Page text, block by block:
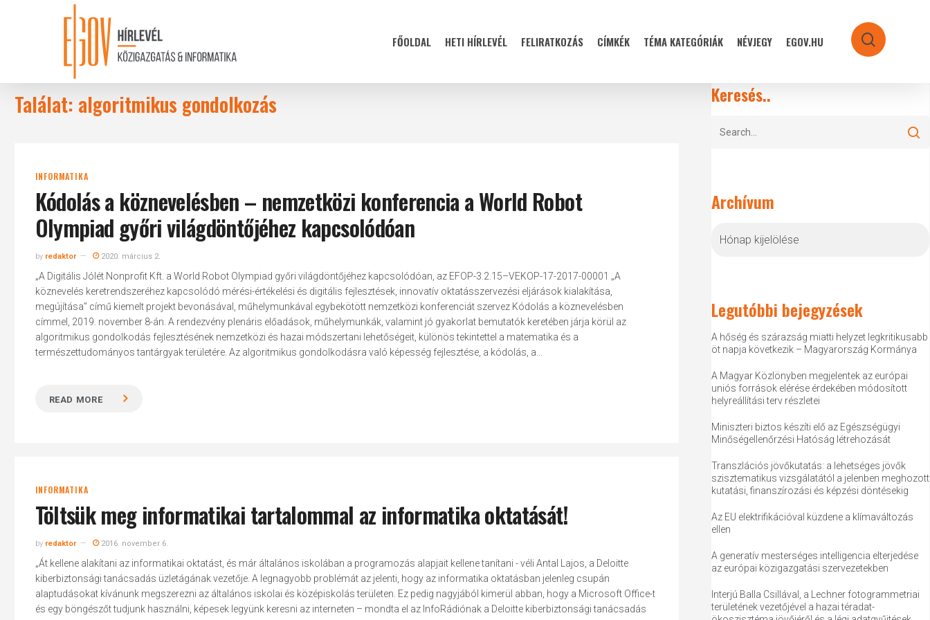
Hit enter to search or ESC to close
FŐOLDAL HETI HÍRLEVÉL FELIRATKOZÁS CÍMKÉK TÉMA KATEGÓRIÁK NÉVJEGY EGOV.HU search
Találat: algoritmikus gondolkozás
INFORMATIKA
Kódolás a köznevelésben – nemzetközi konferencia a World Robot
Olympiad győri világdöntőjéhez kapcsolódóan
by redaktor 2020. március 2.
„A Digitális Jólét Nonprofit Kft. a World Robot Olympiad győri világdöntőjéhez kapcsolódóan, az EFOP-3.2.15–VEKOP-17-2017-00001 „A
köznevelés keretrendszeréhez kapcsolódó mérési-értékelési és digitális fejlesztések, innovatív oktatásszervezési eljárások kialakítása,
megújítása” című kiemelt projekt bevonásával, műhelymunkával egybekötött nemzetközi konferenciát szervez Kódolás a köznevelésben
címmel, 2019. november 8-án. A rendezvény plenáris előadások, műhelymunkák, valamint jó gyakorlat bemutatók keretében járja körül az
algoritmikus gondolkodás fejlesztésének nemzetközi és hazai módszertani lehetőségeit, különös tekintettel a matematika és a
természettudományos tantárgyak területére. Az algoritmikus gondolkodásra való képesség fejlesztése, a kódolás, a...
READ MORE
INFORMATIKA
Töltsük meg informatikai tartalommal az informatika oktatását!
by redaktor 2016. november 6.
„Át kellene alakítani az informatikai oktatást, és már általános iskolában a programozás alapjait kellene tanítani - véli Antal Lajos, a Deloitte
kiberbiztonsági tanácsadás üzletágának vezetője. A legnagyobb problémát az jelenti, hogy az informatika oktatásban jelenleg csupán
alaptudásokat kívánunk megszerezni az általános iskolai és középiskolás területen. Ez pedig nagyjából kimerül abban, hogy a Microsoft Office-t
és egy böngészőt tudjunk használni, képesek legyünk keresni az interneten – mondta el az InfoRádiónak a Deloitte kiberbiztonsági tanácsadás
Keresés..
Archívum
Legutóbbi bejegyzések
A hőség és szárazság miatti helyzet legkritikusabb
öt napja következik – Magyarország Kormánya
A Magyar Közlönyben megjelentek az európai
uniós források elérése érdekében módosított
helyreállítási terv részletei
Miniszteri biztos készíti elő az Egészségügyi
Minőségellenőrzési Hatóság létrehozását
Transzlációs jövőkutatás: a lehetséges jövők
szisztematikus vizsgálatától a jelenben meghozott
kutatási, finanszírozási és képzési döntésekig
Az EU elektrifikációval küzdene a klímaváltozás
ellen
A generatív mesterséges intelligencia elterjedése
az európai közigazgatási szervezetekben
Interjú Balla Csillával, a Lechner fotogrammetriai
területének vezetőjével a hazai téradat-